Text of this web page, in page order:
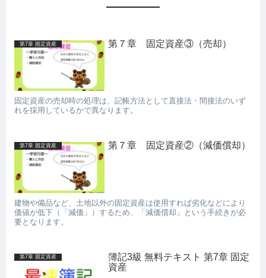
第7章 固定資産 第７章 固定資産③（売却）
固定資産の売却時の処理は、記帳方法として直接法・間接法のいず
れを採用しているかで異なります。
第7章 固定資産 第７章 固定資産②（減価償却）
建物や備品など、土地以外の固定資産は使用すれば劣化などにより
価値が低下（「減価」）するため、「減価償却」という手続きが必
要となります。
第7章 固定資産
簿記3級 無料テキスト 第7章 固定
資産